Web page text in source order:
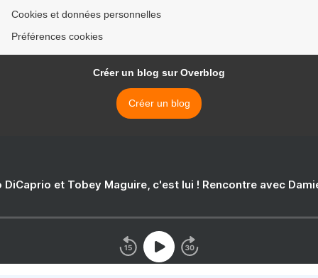
Cookies et données personnelles
Préférences cookies
Créer un blog sur Overblog
Créer un blog
DiCaprio et Tobey Maguire, c'est lui ! Rencontre avec